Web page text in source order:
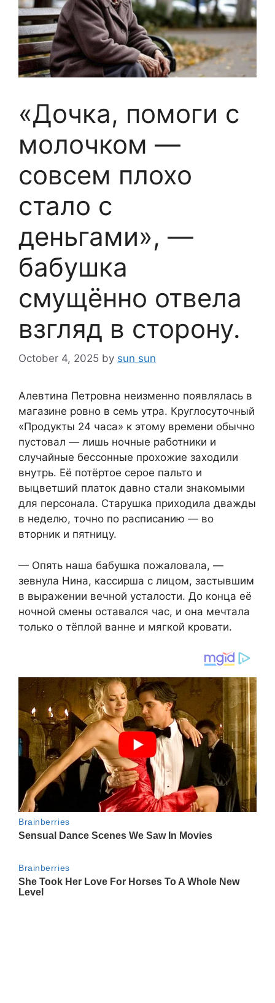
«Дочка, помоги с
молочком —
совсем плохо
стало с
деньгами», —
бабушка
смущённо отвела
взгляд в сторону.
October 4, 2025 by sun sun
Алевтина Петровна неизменно появлялась в
магазине ровно в семь утра. Круглосуточный
«Продукты 24 часа» к этому времени обычно
пустовал — лишь ночные работники и
случайные бессонные прохожие заходили
внутрь. Её потёртое серое пальто и
выцветший платок давно стали знакомыми
для персонала. Старушка приходила дважды
в неделю, точно по расписанию — во
вторник и пятницу.
— Опять наша бабушка пожаловала, —
зевнула Нина, кассирша с лицом, застывшим
в выражении вечной усталости. До конца её
ночной смены оставался час, и она мечтала
только о тёплой ванне и мягкой кровати.